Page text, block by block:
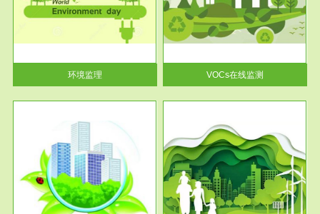
环境监理
根据《重点区域大气污染防
治“十二五”规划》有机废气净化
率达...
VOCs在线监测
服务范围
政府/园区级VOCs综合管控服务
根据《石化行业挥发性有机物综